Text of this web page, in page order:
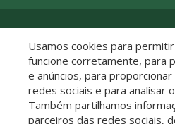
Usamos cookies para
funcione corretamente, para
e anúncios, para
redes sociais e para analisar
Também partilhamos
parceiros das redes sociais,